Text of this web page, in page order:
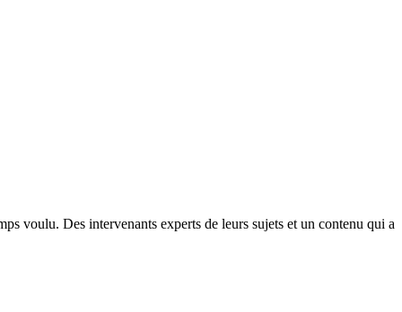
voulu. Des intervenants experts de leurs sujets et un contenu qui a